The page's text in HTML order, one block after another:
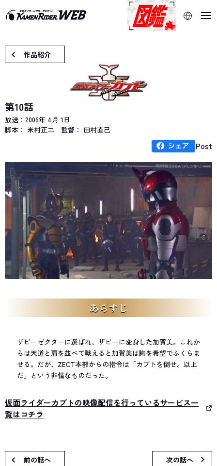
当サイトでは、機械的な自動翻訳サービスを使用していま
す。指定した言語に切り替わらないページは、ブラウザの翻
訳機能をご利用ください。
作品紹介
第10話
放送： 2006年 4月 1日
脚本： 米村正二
監督： 田村直己
Post
あらすじ
ザビーゼクターに選ばれ、ザビーに変身した加賀美。これか
らは天道と肩を並べて戦えると加賀美は胸を希望でふくらま
せる。だが、ZECT本部からの指令は「カブトを倒せ。以上
だ」という非情なものだった。
仮面ライダーカブトの映像配信を行っているサービス一
覧はコチラ
前の話へ 次の話へ